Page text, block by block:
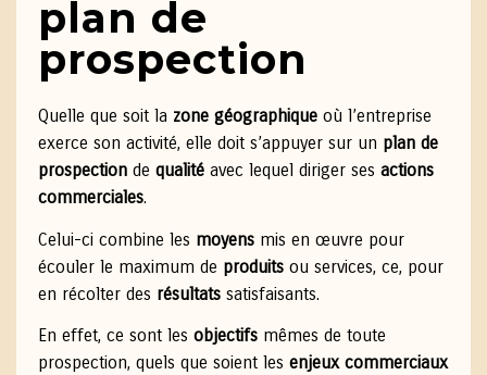
plan de
prospection
Quelle que soit la zone géographique où l’entreprise
exerce son activité, elle doit s’appuyer sur un plan de
prospection de qualité avec lequel diriger ses actions
commerciales.
Celui-ci combine les moyens mis en œuvre pour
écouler le maximum de produits ou services, ce, pour
en récolter des résultats satisfaisants.
En effet, ce sont les objectifs mêmes de toute
prospection, quels que soient les enjeux commerciaux